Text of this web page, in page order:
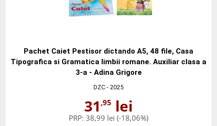
Pachet Caiet Pestisor dictando A5, 48 file, Casa
Tipografica si Gramatica limbii romane. Auxiliar clasa a
3-a - Adina Grigore
DZC - 2025
31 ,95 lei
PRP: 38,99 lei (-18,06%)